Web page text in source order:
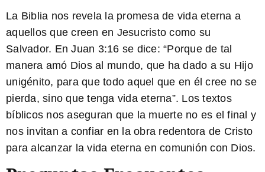
La Biblia nos revela la promesa de vida eterna a
aquellos que creen en Jesucristo como su
Salvador. En Juan 3:16 se dice: “Porque de tal
manera amó Dios al mundo, que ha dado a su Hijo
unigénito, para que todo aquel que en él cree no se
pierda, sino que tenga vida eterna”. Los textos
bíblicos nos aseguran que la muerte no es el final y
nos invitan a confiar en la obra redentora de Cristo
para alcanzar la vida eterna en comunión con Dios.